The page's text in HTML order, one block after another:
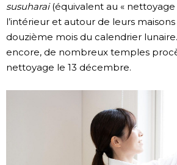
susuharai(équivalent au « nettoyage
l’intérieur et autour de leurs
douzième mois du calendrier
encore, de nombreux temples
nettoyage le 13 décembre.